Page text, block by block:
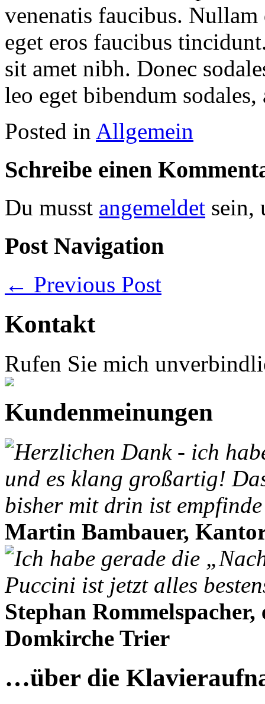
venenatis faucibus.
eget eros faucibus
sit amet nibh. Donec
leo eget bibendum
Posted in Allgemein
Schreibe einen
Du musst angemeldet sein,
Post Navigation
← Previous Post
Kontakt
Rufen Sie mich
Kundenmeinungen
Herzlichen Dank - ich
und es klang großartig!
bisher mit drin ist
Martin Bambauer,
Ich habe gerade die
Puccini ist jetzt alles
Stephan
Domkirche Trier
…über die